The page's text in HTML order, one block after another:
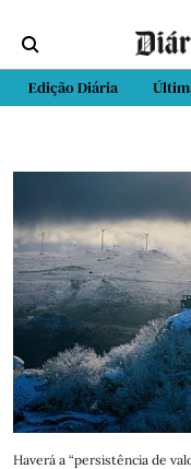
Edição Diária
Haverá a “persistência de